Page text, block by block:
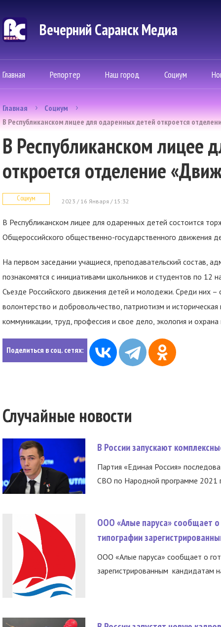
Вечерний Саранск Mедиа
Главная Репортер Наш город Социум
Главная
Социум
В Республиканском лицее для одаренных детей откроется
В Республиканском лицее
откроется отделение
Социум 2023 / 16 Января / 15:32
В Республиканском лицее для одаренных детей состоится
Общероссийского общественно-государственного движения
На первом заседании учащиеся, преподавательский состав,
познакомятся с инициативами школьников и студентов по 12
Съезде Российского движения детей и молодежи. Среди них –
волонтерство и добровольчество, патриотизм и
коммуникации, труд, профессия и свое дело, экология и
Поделиться в соц. сетях:
Случайные новости
В России запускают
Партия «Единая Россия»
СВО по Народной программе 2021
ООО «Алые паруса» сообщает о
типографии
ООО «Алые паруса» сообщает о
зарегистрированным кандидатам